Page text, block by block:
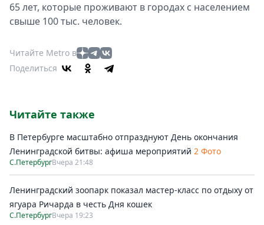
65 лет, которые проживают в городах с населением
свыше 100 тыс. человек.
Читайте Metro в
Поделиться
Читайте также
В Петербурге масштабно отпразднуют День окончания
Ленинградской битвы: афиша мероприятий 2 Фото
С.ПетербургВчера 21:48
Ленинградский зоопарк показал мастер-класс по отдыху от
ягуара Ричарда в честь Дня кошек
С.ПетербургВчера 19:23